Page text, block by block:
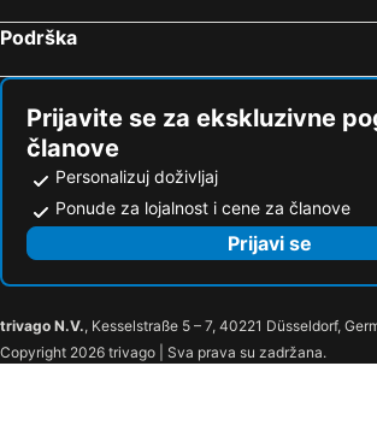
Podrška
Prijavite se za ekskluzivne
članove
Personalizuj doživljaj
Ponude za lojalnost i cene za članove
Prijavi se
trivago N.V., Kesselstraße 5 – 7, 40221 Düsseldorf,
Copyright 2026 trivago | Sva prava su zadržana.